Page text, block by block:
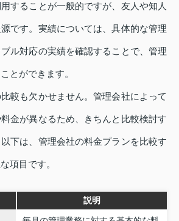
することが一般的ですが、友人や知人
です。実績については、具体的な管理
ル対応の実績を確認することで、管理
とができます。
較も欠かせません。管理会社によって
金が異なるため、きちんと比較検討す
下は、管理会社の料金プランを比較す
項目です。
説明